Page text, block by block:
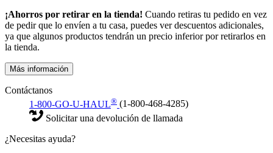
¡Ahorros por retirar en la tienda! Cuando retiras tu pedido en vez
de pedir que lo envíen a tu casa, puedes ver descuentos adicionales,
ya que algunos productos tendrán un precio inferior por retirarlos en
la tienda.
Más información
Contáctanos
1-800-GO-U-HAUL® (1-800-468-4285)
Solicitar una devolución de llamada
¿Necesitas ayuda?